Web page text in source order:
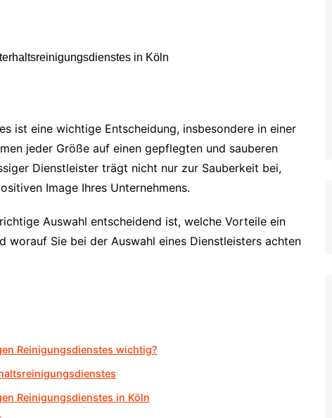
ist eine wichtige Entscheidung, insbesondere in einer
jeder Größe auf einen gepflegten und sauberen
Dienstleister trägt nicht nur zur Sauberkeit bei,
Image Ihres Unternehmens.
Auswahl entscheidend ist, welche Vorteile ein
worauf Sie bei der Auswahl eines Dienstleisters achten
Reinigungsdienstes wichtig?
Reinigungsdienstes in Köln